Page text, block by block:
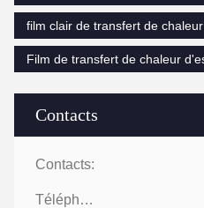
Contacts
Contacts:
Téléphone:
film clair de transfert de
Film de transfert de chaleur